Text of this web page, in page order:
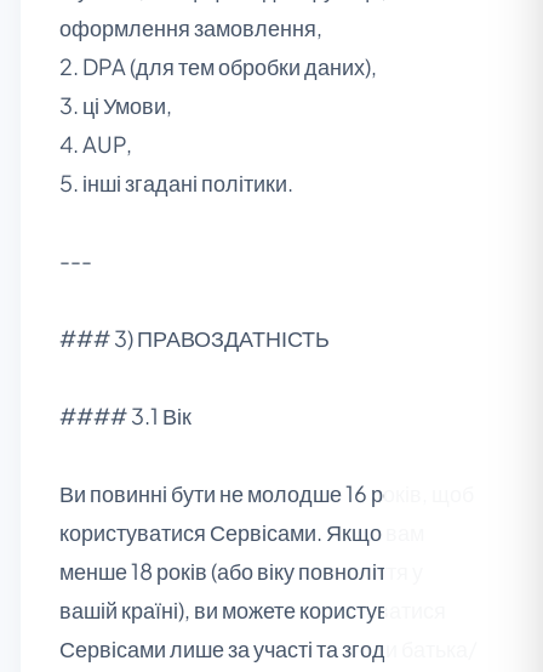
оформлення замовлення,
2. DPA (для тем обробки даних),
3. ці Умови,
4. AUP,
5. інші згадані політики.
---
### 3) ПРАВОЗДАТНІСТЬ
#### 3.1 Вік
Ви повинні бути не молодше 16 років, щоб
користуватися Сервісами. Якщо вам
менше 18 років (або віку повноліття у
вашій країні), ви можете користуватися
Сервісами лише за участі та згоди батька/